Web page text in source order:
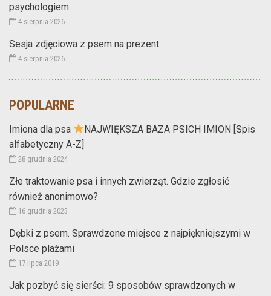
psychologiem
4 sierpnia 2026
Sesja zdjęciowa z psem na prezent
4 sierpnia 2026
POPULARNE
Imiona dla psa
NAJWIĘKSZA BAZA PSICH IMION [Spis
alfabetyczny A-Z]
28 grudnia 2024
Złe traktowanie psa i innych zwierząt. Gdzie zgłosić
również anonimowo?
16 grudnia 2023
Dębki z psem. Sprawdzone miejsce z najpiękniejszymi w
Polsce plażami
17 lipca 2019
Jak pozbyć się sierści: 9 sposobów sprawdzonych w